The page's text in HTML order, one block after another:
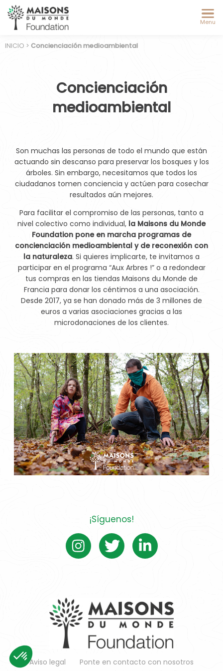
Menu
INICIO > Concienciación medioambiental
Concienciación
medioambiental
Son muchas las personas de todo el mundo que están
actuando sin descanso para preservar los bosques y los
árboles. Sin embargo, necesitamos que todos los
ciudadanos tomen conciencia y actúen para cosechar
resultados aún mejores.
Para facilitar el compromiso de las personas, tanto a
nivel colectivo como individual, la Maisons du Monde
Foundation pone en marcha programas de
concienciación medioambiental y de reconexión con
la naturaleza. Si quieres implicarte, te invitamos a
participar en el programa “Aux Arbres !” o a redondear
tus compras en las tiendas Maisons du Monde de
Francia para donar los céntimos a una asociación.
Desde 2017, ya se han donado más de 3 millones de
euros a varias asociaciones gracias a las
microdonaciones de los clientes.
¡Síguenos!
Ponte en contacto con nosotros
Aviso legal